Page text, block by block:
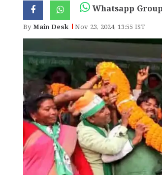
Whatsapp Group
ByMain Desk Nov 23, 2024, 13:55 IST